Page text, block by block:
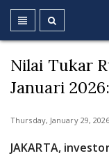
Nilai Tukar
Januari
Thursday, January 29,
JAKARTA,